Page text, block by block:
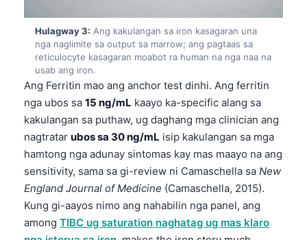
Hulagway 3: Ang kakulangan sa iron kasagaran una
nga naglimite sa output sa marrow; ang pagtaas sa
reticulocyte kasagaran moabot ra human na nga naa na
usab ang iron.
Ang Ferritin mao ang anchor test dinhi. Ang ferritin
nga ubos sa 15 ng/mL kaayo ka-specific alang sa
kakulangan sa puthaw, ug daghang mga clinician ang
nagtratar ubos sa 30 ng/mL isip kakulangan sa mga
hamtong nga adunay sintomas kay mas maayo na ang
sensitivity, sama sa gi-review ni Camaschella sa New
England Journal of Medicine (Camaschella, 2015).
Kung gi-aayos nimo ang nahabilin nga panel, ang
among TIBC ug saturation naghatag ug mas klaro